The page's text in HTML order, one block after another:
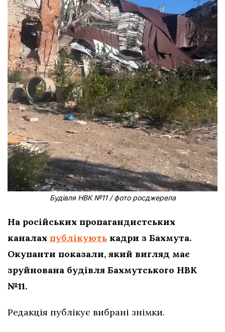
Будівля НВК №11 / фото росджерела
На російських пропагандистських
каналах публікують кадри з Бахмута.
Окупанти показали, який вигляд має
зруйнована будівля Бахмутського НВК
№11.
Редакція публікує вибрані знімки.